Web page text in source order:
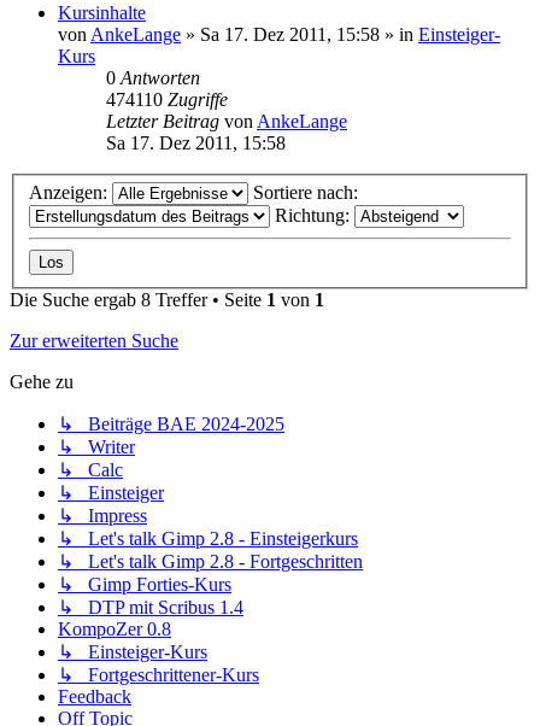
Kursinhalte
von AnkeLange » Sa 17. Dez 2011, 15:58 » in Einsteiger-
Kurs
0 Antworten
474110 Zugriffe
Letzter Beitrag von AnkeLange
Sa 17. Dez 2011, 15:58
Anzeigen:
Sortiere nach:
Richtung:
Die Suche ergab 8 Treffer • Seite 1 von 1
Zur erweiterten Suche
Gehe zu
↳ Beiträge BAE 2024-2025
↳ Writer
↳ Calc
↳ Einsteiger
↳ Impress
↳ Let's talk Gimp 2.8 - Einsteigerkurs
↳ Let's talk Gimp 2.8 - Fortgeschritten
↳ Gimp Forties-Kurs
↳ DTP mit Scribus 1.4
KompoZer 0.8
↳ Einsteiger-Kurs
↳ Fortgeschrittener-Kurs
Feedback
Off Topic